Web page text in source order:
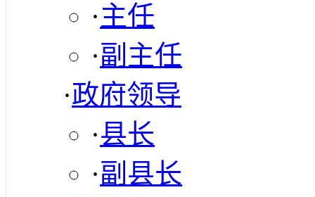
·主任
·副主任
·政府领导
·县长
·副县长